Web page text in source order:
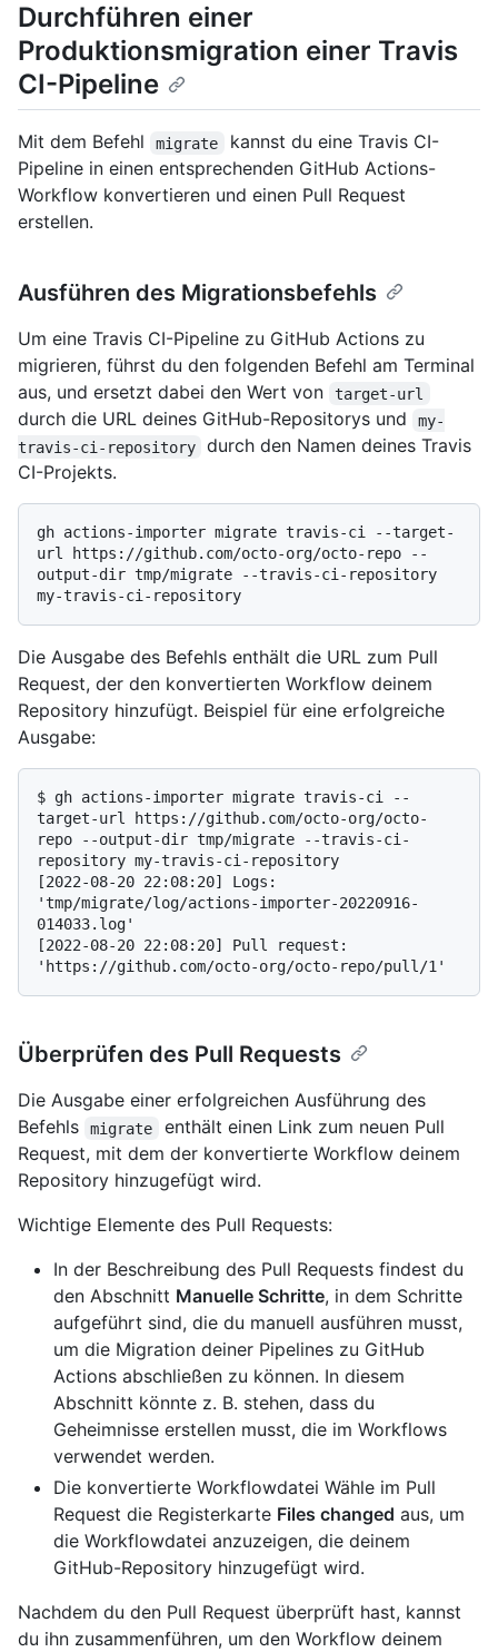
Durchführen einer
Produktionsmigration einer Travis
CI-Pipeline
Mit dem Befehl migrate
kannst du eine Travis CI-
Pipeline in einen entsprechenden GitHub Actions-
Workflow konvertieren und einen Pull Request
erstellen.
Ausführen des Migrationsbefehls
Um eine Travis CI-Pipeline zu GitHub Actions zu
migrieren, führst du den folgenden Befehl am Terminal
aus, und ersetzt dabei den Wert von
target-url
durch die URL deines GitHub-Repositorys und
my-
travis-ci-repository
durch den Namen deines Travis
CI-Projekts.
gh actions-importer migrate travis-ci --target-
url https://github.com/octo-org/octo-repo --
output-dir tmp/migrate --travis-ci-repository
Die Ausgabe des Befehls enthält die URL zum Pull
Request, der den konvertierten Workflow deinem
Repository hinzufügt. Beispiel für eine erfolgreiche
Ausgabe:
$ gh actions-importer migrate travis-ci --
target-url https://github.com/octo-org/octo-
repo --output-dir tmp/migrate --travis-ci-
repository my-travis-ci-repository
[2022-08-20 22:08:20] Logs:
'tmp/migrate/log/actions-importer-20220916-
014033.log'
[2022-08-20 22:08:20] Pull request:
Überprüfen des Pull Requests
Die Ausgabe einer erfolgreichen Ausführung des
Befehls
migrate
enthält einen Link zum neuen Pull
Request, mit dem der konvertierte Workflow deinem
Repository hinzugefügt wird.
Wichtige Elemente des Pull Requests:
In der Beschreibung des Pull Requests findest du
den Abschnitt Manuelle Schritte, in dem Schritte
aufgeführt sind, die du manuell ausführen musst,
um die Migration deiner Pipelines zu GitHub
Actions abschließen zu können. In diesem
Abschnitt könnte z. B. stehen, dass du
Geheimnisse erstellen musst, die im Workflows
verwendet werden.
Die konvertierte Workflowdatei Wähle im Pull
Request die Registerkarte Files changed aus, um
die Workflowdatei anzuzeigen, die deinem
GitHub-Repository hinzugefügt wird.
Nachdem du den Pull Request überprüft hast, kannst
du ihn zusammenführen, um den Workflow deinem